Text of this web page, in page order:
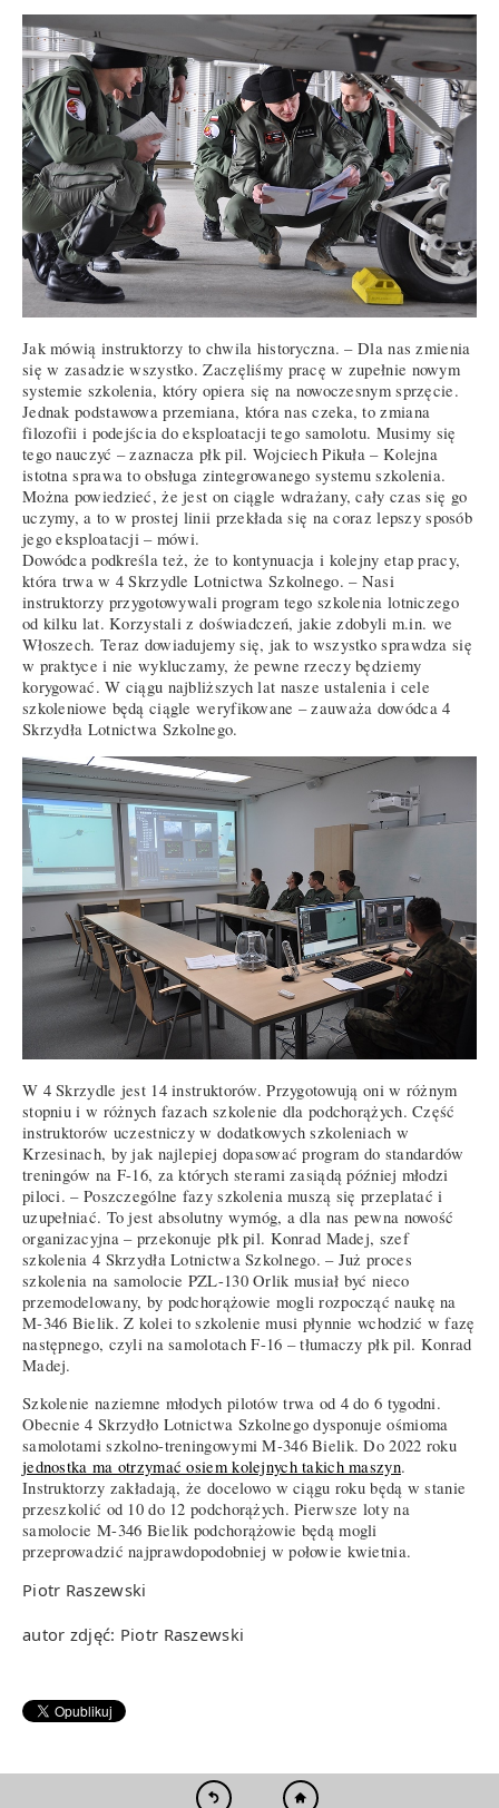
Jak mówią instruktorzy to chwila historyczna. – Dla nas zmienia
się w zasadzie wszystko. Zaczęliśmy pracę w zupełnie nowym
systemie szkolenia, który opiera się na nowoczesnym sprzęcie.
Jednak podstawowa przemiana, która nas czeka, to zmiana
filozofii i podejścia do eksploatacji tego samolotu. Musimy się
tego nauczyć – zaznacza płk pil. Wojciech Pikuła – Kolejna
istotna sprawa to obsługa zintegrowanego systemu szkolenia.
Można powiedzieć, że jest on ciągle wdrażany, cały czas się go
uczymy, a to w prostej linii przekłada się na coraz lepszy sposób
jego eksploatacji – mówi.
Dowódca podkreśla też, że to kontynuacja i kolejny etap pracy,
która trwa w 4 Skrzydle Lotnictwa Szkolnego. – Nasi
instruktorzy przygotowywali program tego szkolenia lotniczego
od kilku lat. Korzystali z doświadczeń, jakie zdobyli m.in. we
Włoszech. Teraz dowiadujemy się, jak to wszystko sprawdza się
w praktyce i nie wykluczamy, że pewne rzeczy będziemy
korygować. W ciągu najbliższych lat nasze ustalenia i cele
szkoleniowe będą ciągle weryfikowane – zauważa dowódca 4
Skrzydła Lotnictwa Szkolnego.
W 4 Skrzydle jest 14 instruktorów. Przygotowują oni w różnym
stopniu i w różnych fazach szkolenie dla podchorążych. Część
instruktorów uczestniczy w dodatkowych szkoleniach w
Krzesinach, by jak najlepiej dopasować program do standardów
treningów na F-16, za których sterami zasiądą później młodzi
piloci. – Poszczególne fazy szkolenia muszą się przeplatać i
uzupełniać. To jest absolutny wymóg, a dla nas pewna nowość
organizacyjna – przekonuje płk pil. Konrad Madej, szef
szkolenia 4 Skrzydła Lotnictwa Szkolnego. – Już proces
szkolenia na samolocie PZL-130 Orlik musiał być nieco
przemodelowany, by podchorążowie mogli rozpocząć naukę na
M-346 Bielik. Z kolei to szkolenie musi płynnie wchodzić w fazę
następnego, czyli na samolotach F-16 – tłumaczy płk pil. Konrad
Madej.
Szkolenie naziemne młodych pilotów trwa od 4 do 6 tygodni.
Obecnie 4 Skrzydło Lotnictwa Szkolnego dysponuje ośmioma
samolotami szkolno-treningowymi M-346 Bielik. Do 2022 roku
jednostka ma otrzymać osiem kolejnych takich maszyn.
Instruktorzy zakładają, że docelowo w ciągu roku będą w stanie
przeszkolić od 10 do 12 podchorążych. Pierwsze loty na
samolocie M-346 Bielik podchorążowie będą mogli
przeprowadzić najprawdopodobniej w połowie kwietnia.
Piotr Raszewski
autor zdjęć: Piotr Raszewski